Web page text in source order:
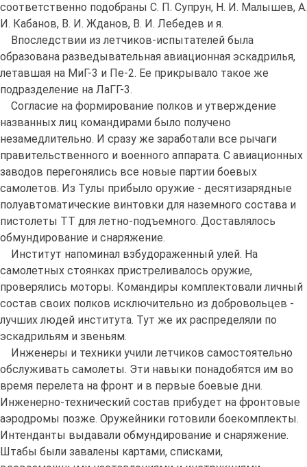
соответственно подобраны С. П. Супрун, Н. И. Малышев, А.
И. Кабанов, В. И. Жданов, В. И. Лебедев и я.
Впоследствии из летчиков-испытателей была
образована разведывательная авиационная эскадрилья,
летавшая на МиГ-3 и Пе-2. Ее прикрывало такое же
подразделение на ЛаГГ-3.
Согласие на формирование полков и утверждение
названных лиц командирами было получено
незамедлительно. И сразу же заработали все рычаги
правительственного и военного аппарата. С авиационных
заводов перегонялись все новые партии боевых
самолетов. Из Тулы прибыло оружие - десятизарядные
полуавтоматические винтовки для наземного состава и
пистолеты ТТ для летно-подъемного. Доставлялось
обмундирование и снаряжение.
Институт напоминал взбудораженный улей. На
самолетных стоянках пристреливалось оружие,
проверялись моторы. Командиры комплектовали личный
состав своих полков исключительно из добровольцев -
лучших людей института. Тут же их распределяли по
эскадрильям и звеньям.
Инженеры и техники учили летчиков самостоятельно
обслуживать самолеты. Эти навыки понадобятся им во
время перелета на фронт и в первые боевые дни.
Инженерно-технический состав прибудет на фронтовые
аэродромы позже. Оружейники готовили боекомплекты.
Интенданты выдавали обмундирование и снаряжение.
Штабы были завалены картами, списками,